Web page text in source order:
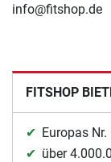
info@fitshop.de
FITSHOP
Europas
über